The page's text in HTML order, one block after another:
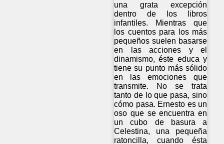
una grata excepción
dentro de los libros
infantiles. Mientras que
los cuentos para los más
pequeños suelen basarse
en las acciones y el
dinamismo, éste educa y
tiene su punto más sólido
en las emociones que
transmite. No se trata
tanto de lo que pasa, sino
cómo pasa. Ernesto es un
oso que se encuentra en
un cubo de basura a
Celestina, una pequeña
ratoncilla, cuando ésta